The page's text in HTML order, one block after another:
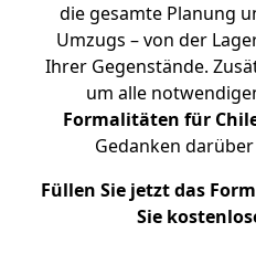
die gesamte Planung
Umzugs – von der
Ihrer Gegenstände.
um alle
Formalitäten für
Gedanken
Füllen Sie jetzt das
Sie